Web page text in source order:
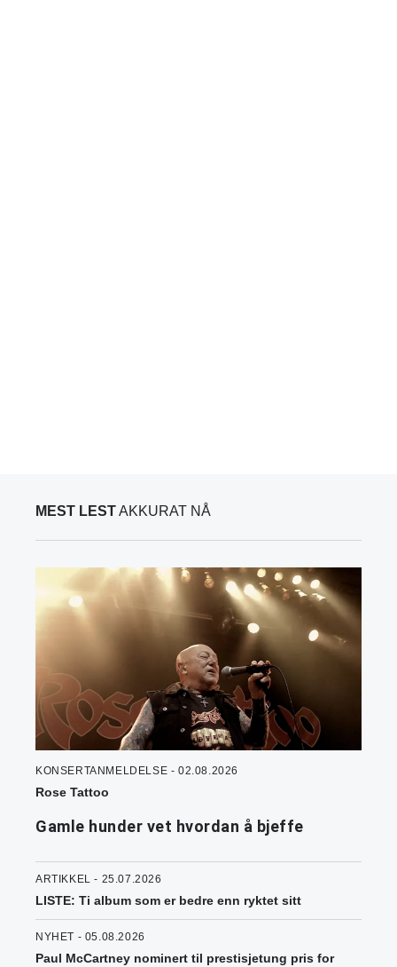
MEST LESTAKKURAT NÅ
KONSERTANMELDELSE - 02.08.2026
Rose Tattoo
Gamle hunder vet hvordan å bjeffe
ARTIKKEL - 25.07.2026
LISTE: Ti album som er bedre enn ryktet sitt
NYHET - 05.08.2026
Paul McCartney nominert til prestisjetung pris for